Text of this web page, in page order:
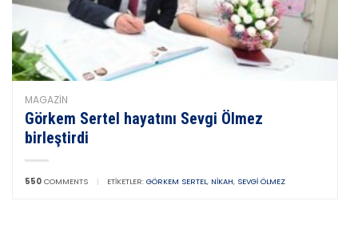
MAGAZIN
Görkem Sertel hayatını Sevgi Ölmez
birleştirdi
550 COMMENTS | ETIKETLER: GÖRKEM SERTEL, NIKAH, SEVGI ÖLMEZ